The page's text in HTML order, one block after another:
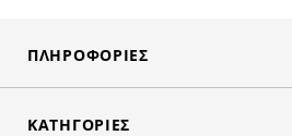
ΠΛΗΡΟΦΟΡΊΕΣ
ΚΑΤΗΓΟΡΊΕΣ